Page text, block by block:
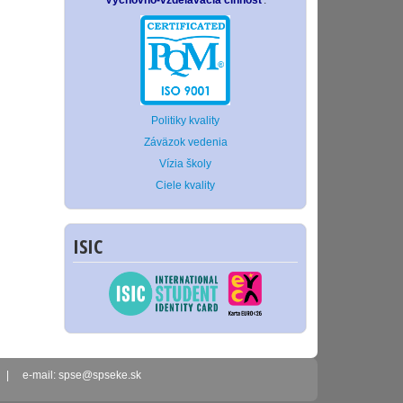
Politiky kvality
Záväzok vedenia
Vízia školy
Ciele kvality
ISIC
| e-mail: spse@spseke.sk